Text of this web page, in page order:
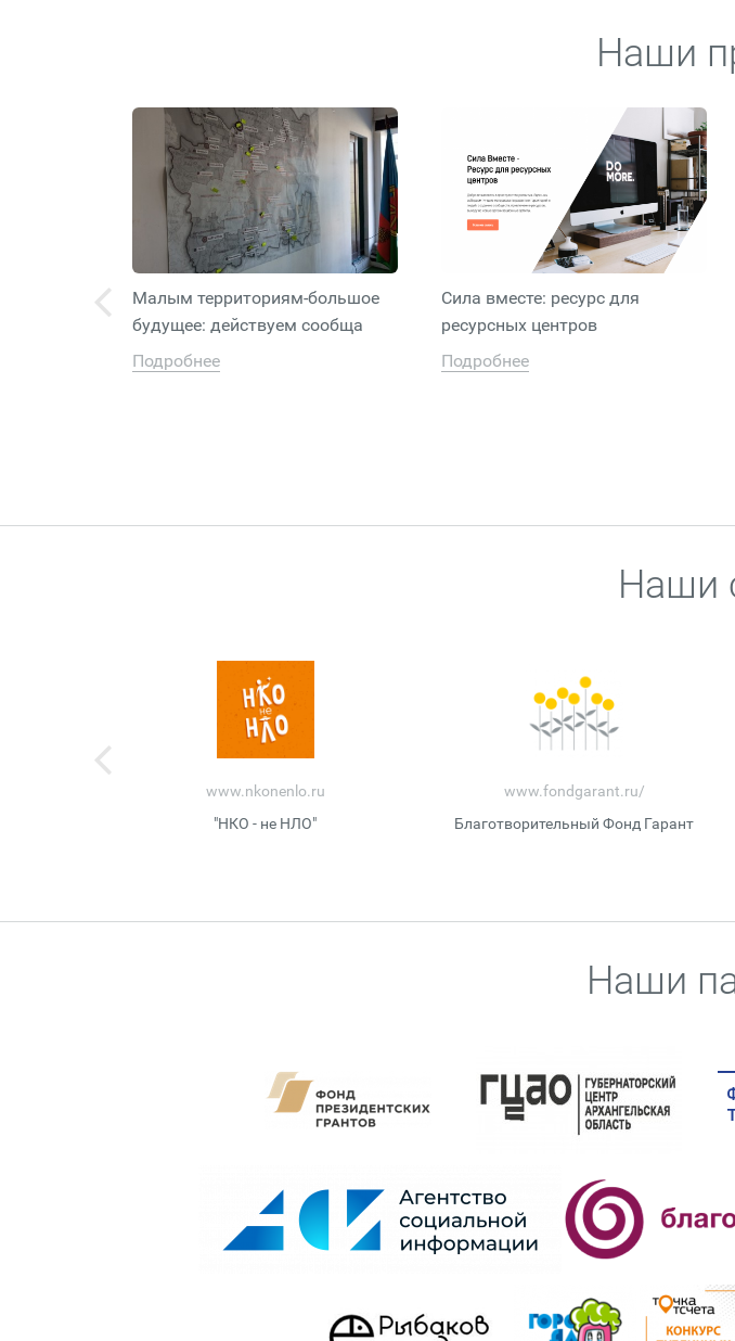
Наши
Малым территориям-большое
будущее: действуем сообща
Подробнее
Сила вместе: ресурс для
ресурсных центров
Подробнее
Наши
www.nkonenlo.ru
"НКО - не НЛО"
www.fondgarant.ru/
Благотворительный Фонд Гарант
Наши